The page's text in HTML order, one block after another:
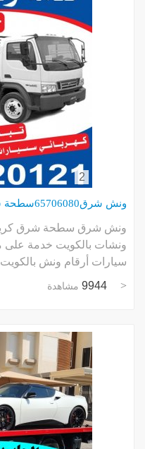
2
ونش شرق65706080سطحة شرق كرين شرق
ونشات بالكويت خدمة على
سيارات أرقام ونش بالكويت
9944 مشاهدة